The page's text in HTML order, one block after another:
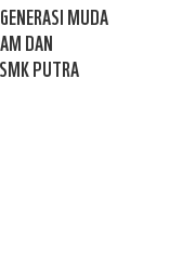
MUDA
DAN
PUTRA